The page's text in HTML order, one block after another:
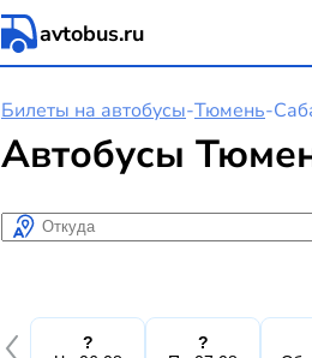
avtobus.ru
Билеты на автобусы-Тюмень-
Автобусы
Откуда
?
?